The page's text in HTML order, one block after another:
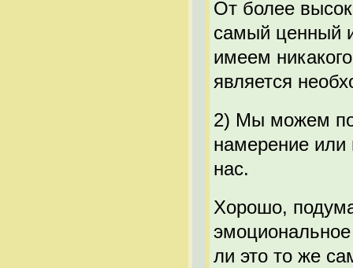
От более
самый ценный
имеем
является
2) Мы можем
намерение или
нас.
Хорошо,
ли это то же